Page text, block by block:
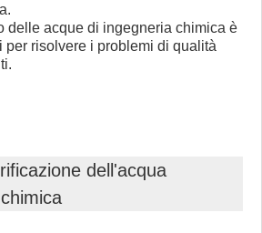
delle acque di ingegneria chimica è
per risolvere i problemi di qualità
dell'acqua